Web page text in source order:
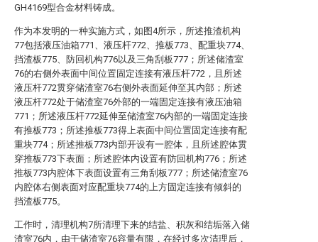
GH4169型合金材料铸成。
作为本发明的一种实施方式，如图4所示，所述推渣机构
77包括液压油箱771、液压杆772、推板773、配重块774、
挡渣板775、防回机构776以及三角刮板777；所述储渣室
76的右侧外表面中间位置固定连接有液压杆772，且所述
液压杆772贯穿储渣室76右侧外表面延伸至其内部；所述
液压杆772处于储渣室76外部的一端固定连接有液压油箱
771；所述液压杆772延伸至储渣室76内部的一端固定连接
有推板773；所述推板773得上表面中间位置固定连接有配
重块774；所述推板773内部开设有一腔体，且所述腔体贯
穿推板773下表面；所述腔体内设置有防回机构776；所述
推板773内腔体下表面设置有三角刮板777；所述储渣室76
内腔体右侧表面对应配重块774的上方固定连接有倾斜的
挡渣板775。
工作时，清理机构7所清理下来的结盐、积灰和结垢落入储
渣室76内，由于储渣室76容量有限，在经过多次清理后，